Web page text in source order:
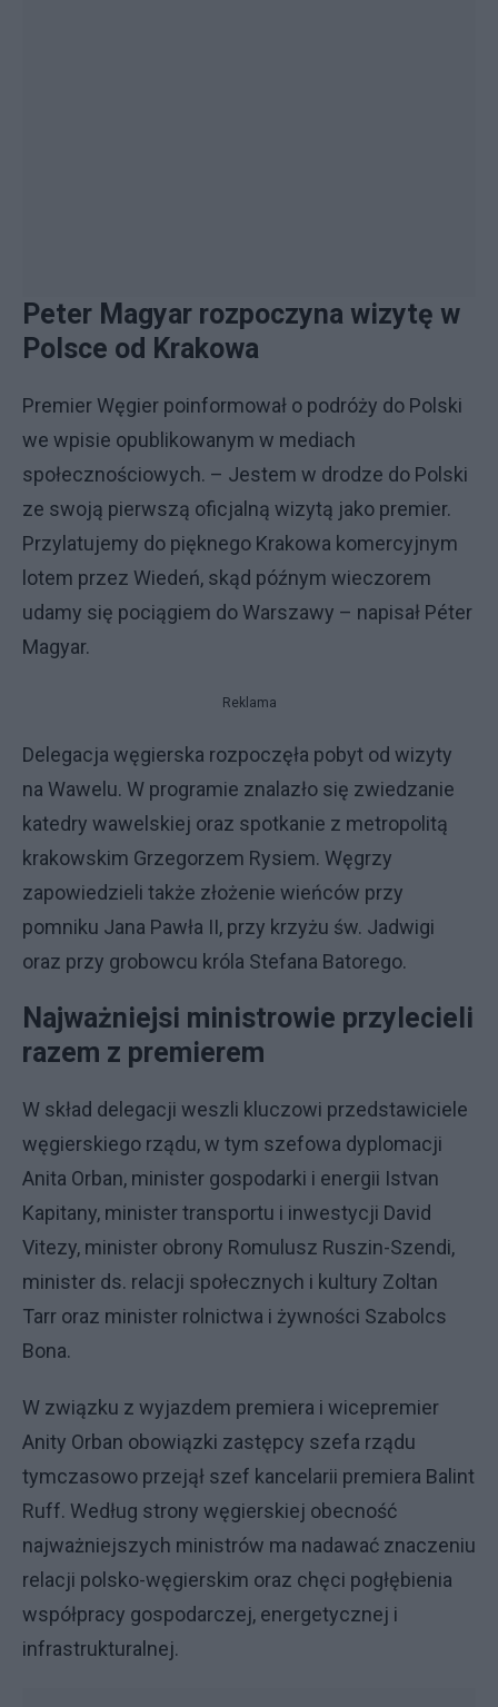
Peter Magyar rozpoczyna wizytę w
Polsce od Krakowa
Premier Węgier poinformował o podróży do Polski
we wpisie opublikowanym w mediach
społecznościowych. – Jestem w drodze do Polski
ze swoją pierwszą oficjalną wizytą jako premier.
Przylatujemy do pięknego Krakowa komercyjnym
lotem przez Wiedeń, skąd późnym wieczorem
udamy się pociągiem do Warszawy – napisał Péter
Magyar.
Reklama
Delegacja węgierska rozpoczęła pobyt od wizyty
na Wawelu. W programie znalazło się zwiedzanie
katedry wawelskiej oraz spotkanie z metropolitą
krakowskim Grzegorzem Rysiem. Węgrzy
zapowiedzieli także złożenie wieńców przy
pomniku Jana Pawła II, przy krzyżu św. Jadwigi
oraz przy grobowcu króla Stefana Batorego.
Najważniejsi ministrowie przylecieli
razem z premierem
W skład delegacji weszli kluczowi przedstawiciele
węgierskiego rządu, w tym szefowa dyplomacji
Anita Orban, minister gospodarki i energii Istvan
Kapitany, minister transportu i inwestycji David
Vitezy, minister obrony Romulusz Ruszin-Szendi,
minister ds. relacji społecznych i kultury Zoltan
Tarr oraz minister rolnictwa i żywności Szabolcs
Bona.
W związku z wyjazdem premiera i wicepremier
Anity Orban obowiązki zastępcy szefa rządu
tymczasowo przejął szef kancelarii premiera Balint
Ruff. Według strony węgierskiej obecność
najważniejszych ministrów ma nadawać znaczeniu
relacji polsko-węgierskim oraz chęci pogłębienia
współpracy gospodarczej, energetycznej i
infrastrukturalnej.